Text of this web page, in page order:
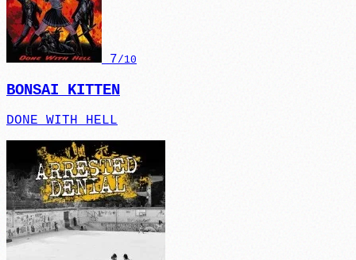
7/10
BONSAI KITTEN
DONE WITH HELL